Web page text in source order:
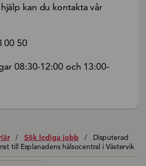
kan du kontakta vår
00 50
08:30-12:00 och 13:00-
/ Sök lediga jobb /
Disputerad
till Esplanadens hälsocentral i Västervik